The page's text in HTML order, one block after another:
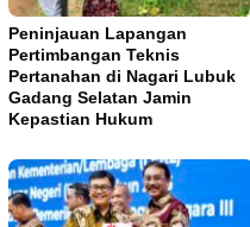
Peninjauan Lapangan
Pertimbangan Teknis
Pertanahan di Nagari Lubuk
Gadang Selatan Jamin
Kepastian Hukum